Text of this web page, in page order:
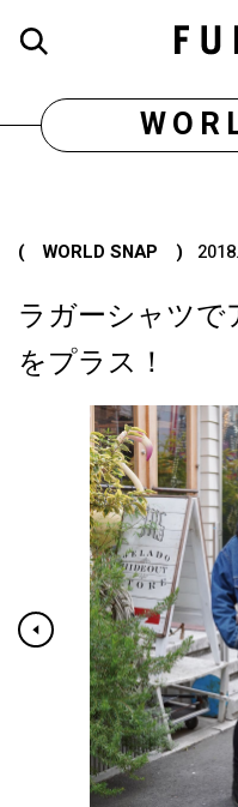
( WORLD SNAP )
ラガーシャツ
をプラス！